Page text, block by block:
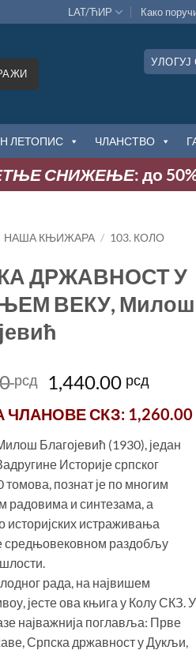
LAT/ЋИР Како
УЛОГУЈ
ЛЕТОПИС ЧЛАНСТВО
СНИЖЕЊЕ: до 50%
НАША КЊИЖАРА / 103. КОЛО
ДРЖАВНОСТ У
ВЕКУ, Милош
рсд
Оригинална
је
била:
1,800.00 рсд.
1,440.00 рсд
је:
ЧЛАНОВЕ СКЗ: 1,260.00
Благојевић (1930), један
Историје српског
томова, познат је по многим
радовима и синтезама, а
историјских истраживања
средњовековном раздобљу
рада, на највишем
јесте ова књига у Колу СКЗ. У
најважнија поглавља: Прве
Српска државност у Дукљи,